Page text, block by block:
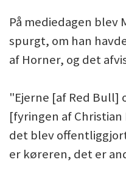
På mediedagen blev
spurgt, om han
af Horner, og det
"Ejerne [af Red Bull]
[fyringen af
det blev
er køreren, det er